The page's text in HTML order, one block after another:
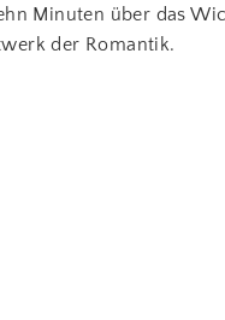
Minuten über das
der Romantik.